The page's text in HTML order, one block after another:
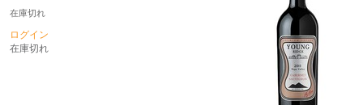
在庫切れ
ログイン
在庫切れ